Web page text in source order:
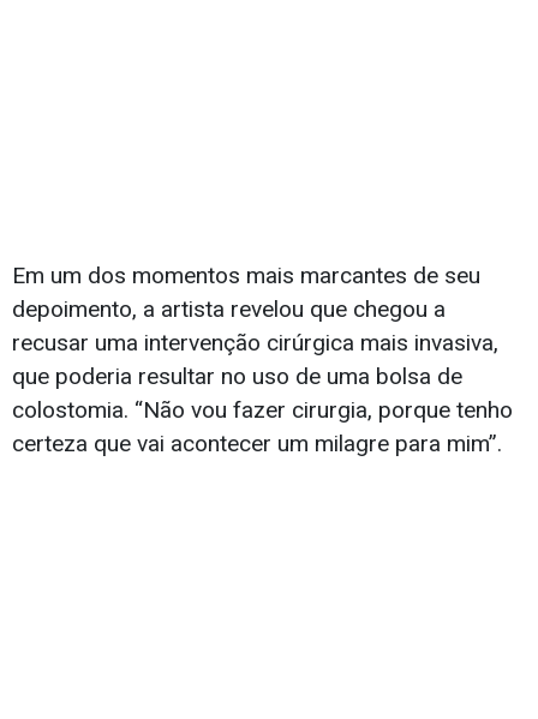
Em um dos momentos mais marcantes de seu
depoimento, a artista revelou que chegou a
recusar uma intervenção cirúrgica mais invasiva,
que poderia resultar no uso de uma bolsa de
colostomia. “Não vou fazer cirurgia, porque tenho
certeza que vai acontecer um milagre para mim”.